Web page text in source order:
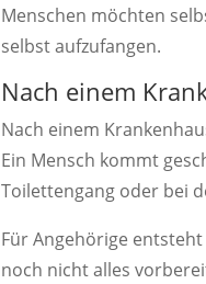
Menschen möchten
selbst aufzufangen.
Nach einem
Nach einem
Ein Mensch kommt
Toilettengang oder bei
Für Angehörige
noch nicht alles